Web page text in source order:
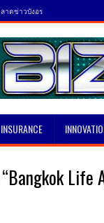
าดข่าวบังอร
INSURANCE
Life